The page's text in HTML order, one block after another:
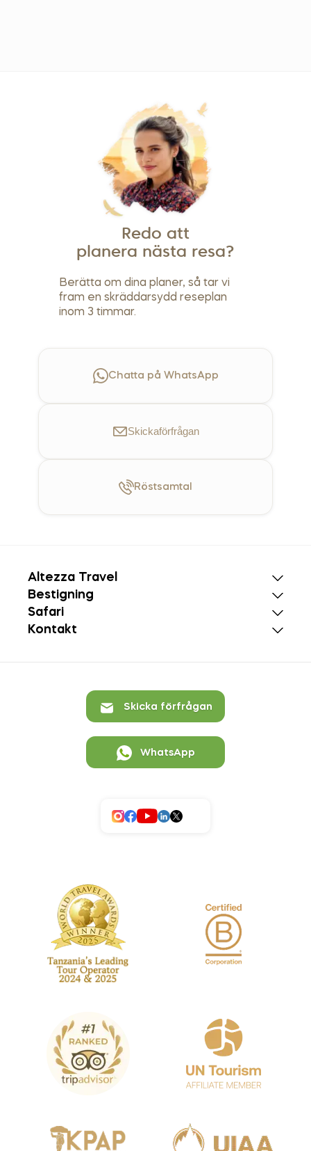
Redo att
planera nästa resa?
Berätta om dina planer, så tar vi
fram en skräddarsydd reseplan
inom 3 timmar.
Chatta på WhatsApp
Skickaförfrågan
Röstsamtal
Altezza Travel
Bestigning
Safari
Kontakt
Skicka förfrågan
WhatsApp